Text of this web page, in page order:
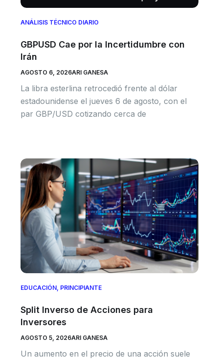
ANÁLISIS TÉCNICO DIARIO
GBPUSD Cae por la Incertidumbre con
Irán
AGOSTO 6, 2026ARI GANESA
La libra esterlina retrocedió frente al dólar
estadounidense el jueves 6 de agosto, con el
par GBP/USD cotizando cerca de
EDUCACIÓN, PRINCIPIANTE
Split Inverso de Acciones para
Inversores
AGOSTO 5, 2026ARI GANESA
Un aumento en el precio de una acción suele